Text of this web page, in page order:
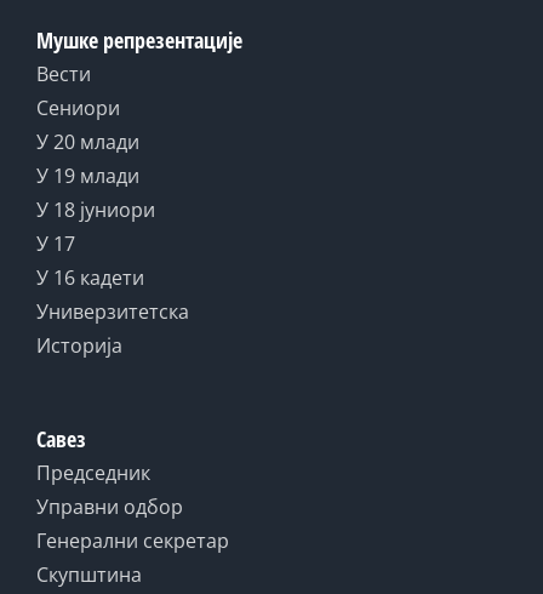
Мушке репрезентације
Вести
Сениори
У 20 млади
У 19 млади
У 18 јуниори
У 17
У 16 кадети
Универзитетска
Историја
Савез
Председник
Управни одбор
Генерални секретар
Скупштина